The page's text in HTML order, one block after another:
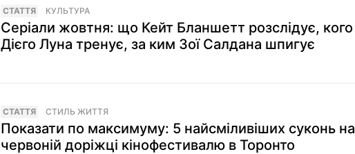
СТАТТЯ КУЛЬТУРА
Серіали жовтня: що Кейт Бланшетт розслідує, кого
Дієго Луна тренує, за ким Зої Салдана шпигує
СТАТТЯ СТИЛЬ ЖИТТЯ
Показати по максимуму: 5 найсміливіших суконь на
червоній доріжці кінофестивалю в Торонто